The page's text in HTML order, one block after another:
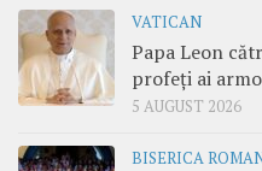
VATICAN
Papa Leon
profeți ai
5 AUGUST 2026
BISERICA